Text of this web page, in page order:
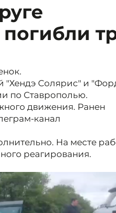
"Хендэ Солярис" и
по Ставрополью.
движения. Ранен
канал
На месте
реагирования.